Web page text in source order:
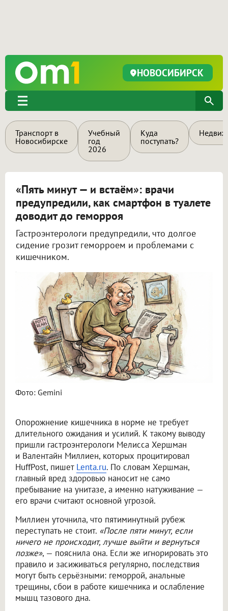
НОВОСИБИРСК
Транспорт в
Новосибирске
Учебный
год
2026
Куда
поступать?
«Пять минут — и встаём»: врачи
предупредили, как смартфон в туалете
доводит до геморроя
Гастроэнтерологи предупредили, что долгое
сидение грозит геморроем и проблемами с
кишечником.
Фото: Gemini
Опорожнение кишечника в норме не требует
длительного ожидания и усилий. К такому выводу
пришли гастроэнтерологи Мелисса Хершман
и Валентайн Миллиен, которых процитировал
HuffPost, пишет Lenta.ru. По словам Хершман,
главный вред здоровью наносит не само
пребывание на унитазе, а именно натуживание —
его врачи считают основной угрозой.
Миллиен уточнила, что пятиминутный рубеж
переступать не стоит. «После пяти минут, если
ничего не происходит, лучше выйти и вернуться
позже», — пояснила она. Если же игнорировать это
правило и засиживаться регулярно, последствия
могут быть серьёзными: геморрой, анальные
трещины, сбои в работе кишечника и ослабление
мышц тазового дна.